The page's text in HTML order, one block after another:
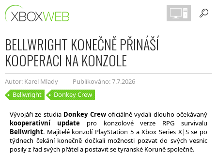
BELLWRIGHT KONEČNĚ PŘINÁŠÍ
KOOPERACI NA KONZOLE
Autor: Karel Mlady
Publikováno: 7.7.2026
Bellwright
Donkey Crew
Vývojáři ze studia Donkey Crewoficiálně vydali dlouho očekávaný
kooperativní updatepro konzolové verze RPG survivalu
Bellwright. Majitelé konzolí PlayStation 5 a Xbox Series X|S se po
týdnech čekání konečně dočkali možnosti pozvat do svých vesnic
posily z řad svých přátel a postavit se tyranské Koruně společně.